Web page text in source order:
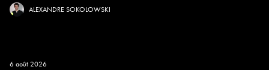
ALEXANDRE SOKOLOWSKI
6 août 2026